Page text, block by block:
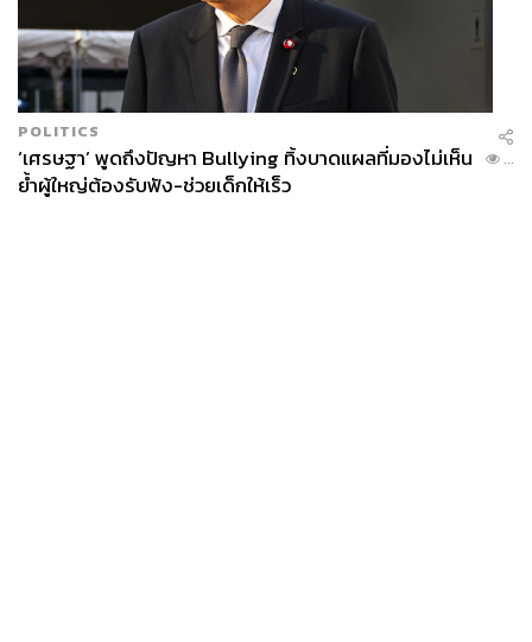
วาราดา ทองจำนงค์
Content Creator สำนักข่าว THE
STANDARD WEALTH
ABOUT THE PHOTOGRAPHER
ฐานิส สุดโต
บรรณาธิการภาพ ประจำสำนักข่าว THE
POLITICS
‘เศรษฐา’ พูดถึงปัญหา Bullying ทิ้งบาดแผลที่มองไม่เห็น
ย้ำผู้ใหญ่ต้องรับฟัง-ช่วยเด็กให้เร็ว
...